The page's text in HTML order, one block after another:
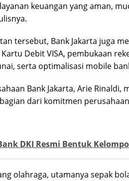
keuangan yang aman,
tersebut, Bank Jakarta juga
Debit VISA, pembukaan
serta optimalisasi mobile
Bank Jakarta, Arie Rinaldi,
dari komitmen
DKI Resmi Bentuk
olahraga, utamanya sepak